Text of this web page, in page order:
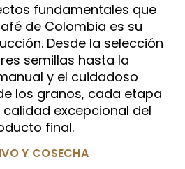
fundamentales que
de Colombia es su
Desde la selección
semillas hasta la
y el cuidadoso
los granos, cada etapa
excepcional del
final.
Y COSECHA